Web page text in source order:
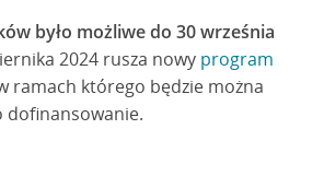
było możliwe do 30 września
2024 rusza nowy program
ramach którego będzie można
dofinansowanie.